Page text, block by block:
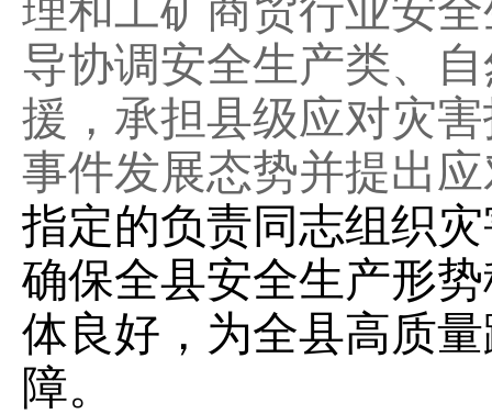
理和工矿商贸行业安
导协调安全生产类、
援，承担县级应对灾
事件发展态势并提出
指定的负责同志组织
确保全县安全生产形
体良好，为全县高质
障。